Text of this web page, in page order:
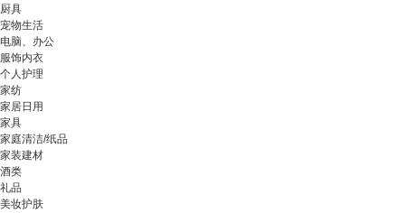
厨具
宠物生活
电脑、办公
服饰内衣
个人护理
家纺
家居日用
家具
家庭清洁/纸品
家装建材
酒类
礼品
美妆护肤